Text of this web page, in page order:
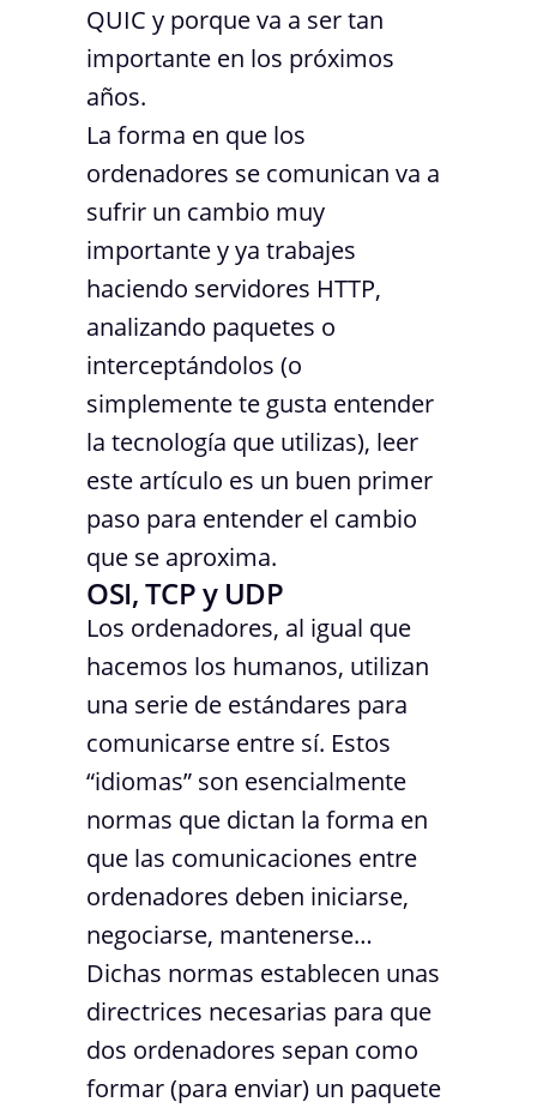
QUIC y porque va a ser tan
importante en los próximos
años.
La forma en que los
ordenadores se comunican va a
sufrir un cambio muy
importante y ya trabajes
haciendo servidores HTTP,
analizando paquetes o
interceptándolos (o
simplemente te gusta entender
la tecnología que utilizas), leer
este artículo es un buen primer
paso para entender el cambio
que se aproxima.
OSI, TCP y UDP
Los ordenadores, al igual que
hacemos los humanos, utilizan
una serie de estándares para
comunicarse entre sí. Estos
“idiomas” son esencialmente
normas que dictan la forma en
que las comunicaciones entre
ordenadores deben iniciarse,
negociarse, mantenerse…
Dichas normas establecen unas
directrices necesarias para que
dos ordenadores sepan como
formar (para enviar) un paquete